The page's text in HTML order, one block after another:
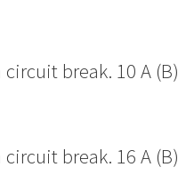
break. 10 A (B)
break. 16 A (B)